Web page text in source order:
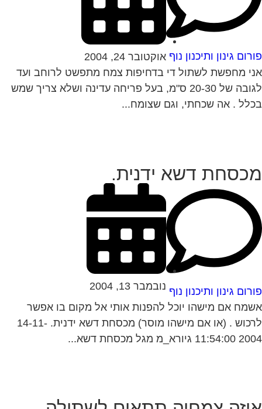
גינון ותיכנון נוף אוקטובר 24, 2004
מחפשת לשתול די בדחיפות צמח מתפשט לרוחב ועד
לגובה של 20-30 ס"מ, בעל פריחה עדינה ושלא צריך שמש
. אה שכחתי, וגם שצומח...
דשא ידנית.
גינון ותיכנון נוף נובמבר 13, 2004
אם מישהו יוכל להפנות אותי אל מקום בו אפשר
לרכוש . (או אם מישהו מוסר) מכסחת דשא ידנית. 14-11-
גיורא_מ מגל מכסחת דשא...